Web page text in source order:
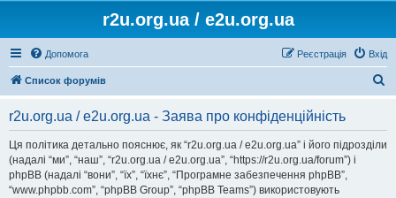
r2u.org.ua / e2u.org.ua
Допомога Вхід
Реєстрація
Список форумів
r2u.org.ua / e2u.org.ua - Заява про конфіденційність
Ця політика детально пояснює, як “r2u.org.ua / e2u.org.ua” і його підрозділи
(надалі “ми”, “наш”, “r2u.org.ua / e2u.org.ua”, “https://r2u.org.ua/forum”) і
phpBB (надалі “вони”, “їх”, “їхнє”, “Програмне забезпечення phpBB”,
“www.phpbb.com”, “phpBB Group”, “phpBB Teams”) використовують